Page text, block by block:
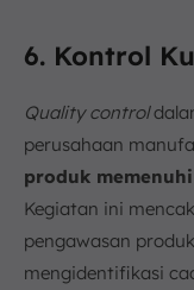
6. Kontrol
Quality control
perusahaan
produk
Kegiatan ini
pengawasan
mengidentifikasi